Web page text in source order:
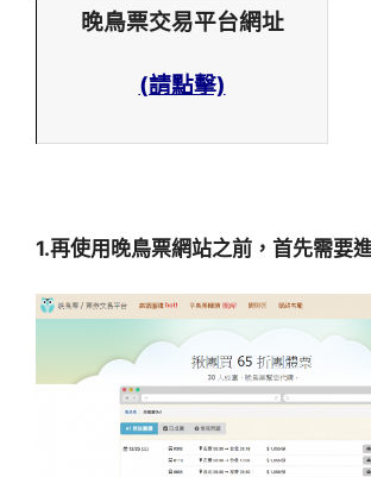
晚鳥票交易平台網址
(請點擊)
1.再使用晚鳥票網站之前，首先需要